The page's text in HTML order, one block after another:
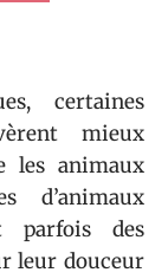
certaines
mieux
les animaux
d’animaux
parfois des
leur douceur